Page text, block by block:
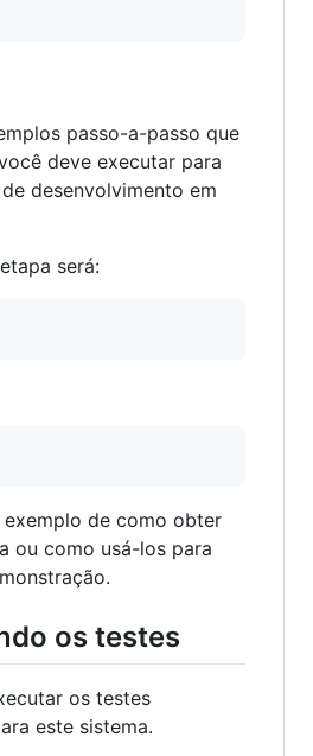
passo-a-passo que
deve executar para
desenvolvimento em
será:
exemplo de como obter
ou como usá-los para
os testes
os testes
este sistema.